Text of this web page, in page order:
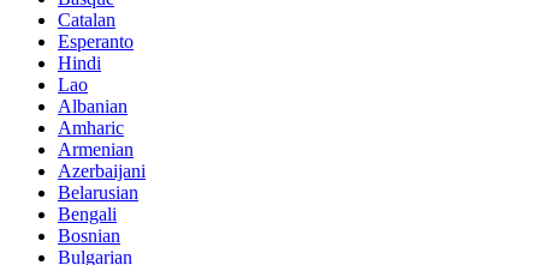
Catalan
Esperanto
Hindi
Lao
Albanian
Amharic
Armenian
Azerbaijani
Belarusian
Bengali
Bosnian
Bulgarian